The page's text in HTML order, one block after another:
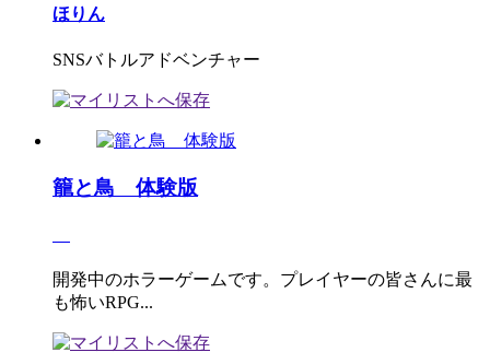
ほりん
SNSバトルアドベンチャー
籠と鳥 体験版
開発中のホラーゲームです。プレイヤーの皆さんに最
も怖いRPG...